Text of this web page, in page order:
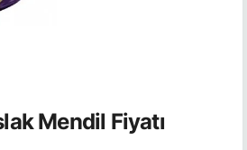
Mendil Fiyatı